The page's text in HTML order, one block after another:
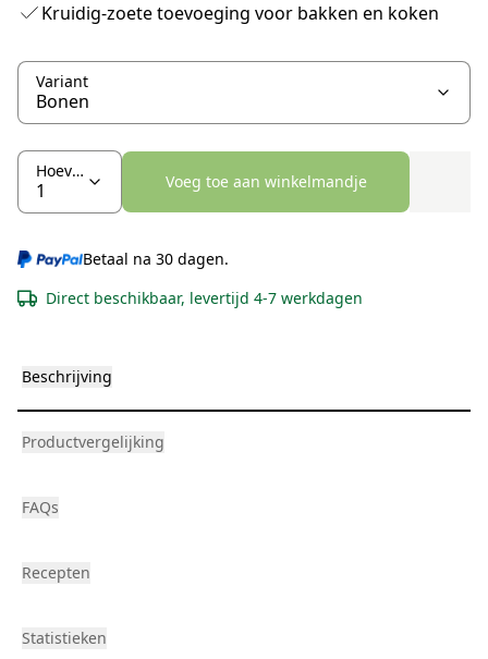
Kruidig-zoete toevoeging voor bakken en koken
Variant
Hoeveelheid
Voeg toe aan winkelmandje
Betaal na 30 dagen.
Direct beschikbaar, levertijd 4-7 werkdagen
Beschrijving
Productvergelijking
FAQs
Recepten
Statistieken